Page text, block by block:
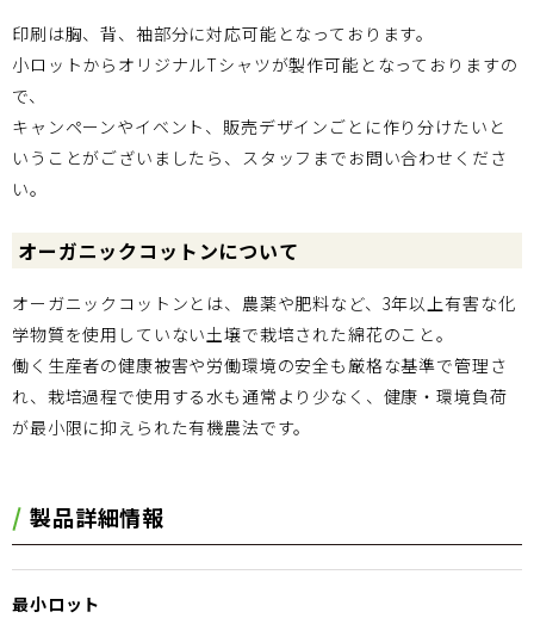
印刷は胸、背、袖部分に対応可能となっております。
小ロットからオリジナルTシャツが製作可能となっておりますの
で、
キャンペーンやイベント、販売デザインごとに作り分けたいと
いうことがございましたら、スタッフまでお問い合わせくださ
い。
オーガニックコットンについて
オーガニックコットンとは、農薬や肥料など、3年以上有害な化
学物質を使用していない土壌で栽培された綿花のこと。
働く生産者の健康被害や労働環境の安全も厳格な基準で管理さ
れ、栽培過程で使用する水も通常より少なく、健康・環境負荷
が最小限に抑えられた有機農法です。
製品詳細情報
最小ロット